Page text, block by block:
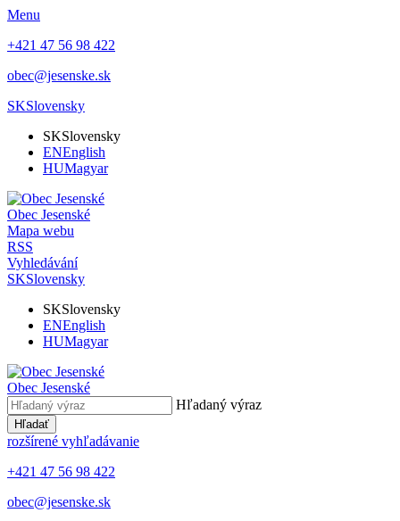
Menu
+421 47 56 98 422
obec@jesenske.sk
SKSlovensky
SKSlovensky
ENEnglish
HUMagyar
Obec Jesenské
Mapa webu
RSS
Vyhledávání
SKSlovensky
SKSlovensky
ENEnglish
HUMagyar
Obec Jesenské
Hľadaný výraz
Hľadať
rozšírené vyhľadávanie
+421 47 56 98 422
obec@jesenske.sk